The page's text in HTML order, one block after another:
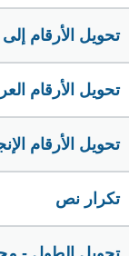
تحويل الأرقام
تحويل الأرقام
تحويل الأرقام
تكرار نص